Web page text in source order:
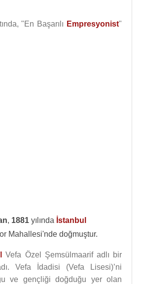
"En Başarılı Empresyonist"
, 1881 yılında İstanbul
Mahallesi'nde doğmuştur.
Vefa Özel Şemsülmaarif adlı bir
Vefa İdadisi (Vefa Lisesi)’ni
ve gençliği doğduğu yer olan